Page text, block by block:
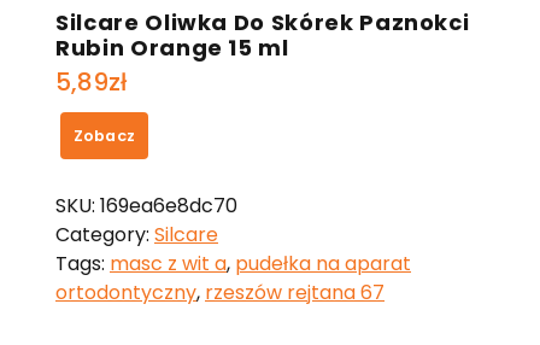
Silcare Oliwka Do Skórek Paznokci
Rubin Orange 15 ml
5,89zł
Zobacz
SKU: 169ea6e8dc70
Category: Silcare
Tags: masc z wit a, pudełka na aparat
ortodontyczny, rzeszów rejtana 67